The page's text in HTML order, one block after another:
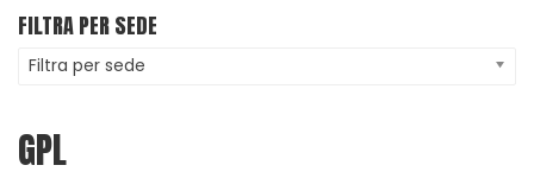
FILTRA PER SEDE
Filtra per sede
GPL